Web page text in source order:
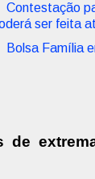
Contestação
ser feita
Bolsa Família
de